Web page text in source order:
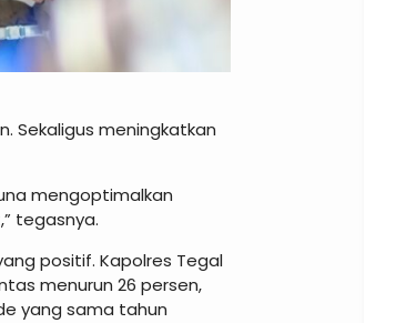
Sekaligus meningkatkan
mengoptimalkan
tegasnya.
positif. Kapolres Tegal
menurun 26 persen,
yang sama tahun